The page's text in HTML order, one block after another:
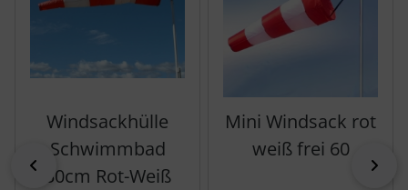
Windsackhülle
Schwimmbad
30cm Rot-Weiß
Mini Windsack rot
weiß frei 60